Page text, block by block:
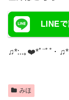
♫*:..｡❤️*ﾟ¨ﾟﾟ･
みほ